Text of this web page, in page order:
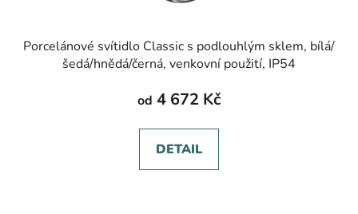
Porcelánové svítidlo Classic s podlouhlým sklem, bílá/
šedá/hnědá/černá, venkovní použití, IP54
od 4 672 Kč
DETAIL